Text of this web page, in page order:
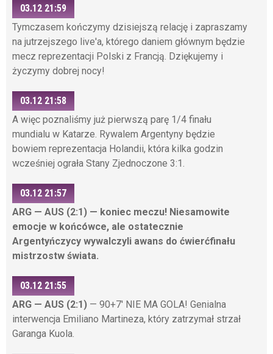
03.12 21:59
Tymczasem kończymy dzisiejszą relację i zapraszamy
na jutrzejszego live'a, którego daniem głównym będzie
mecz reprezentacji Polski z Francją. Dziękujemy i
życzymy dobrej nocy!
03.12 21:58
A więc poznaliśmy już pierwszą parę 1/4 finału
mundialu w Katarze. Rywalem Argentyny będzie
bowiem reprezentacja Holandii, która kilka godzin
wcześniej ograła Stany Zjednoczone 3:1.
03.12 21:57
ARG — AUS (2:1) — koniec meczu! Niesamowite
emocje w końcówce, ale ostatecznie
Argentyńczycy wywalczyli awans do ćwierćfinału
mistrzostw świata.
03.12 21:55
ARG — AUS (2:1) — 90+7' NIE MA GOLA! Genialna
interwencja Emiliano Martineza, który zatrzymał strzał
Garanga Kuola.